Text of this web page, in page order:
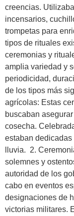
creencias.
incensarios,
trompetas para
tipos de rituales
ceremonias y
amplia variedad y
periodicidad,
de los tipos más
agrícolas: Estas
buscaban
cosecha.
estaban
lluvia. 2.
solemnes y
autoridad de los
cabo en eventos
designaciones de
victorias militares.